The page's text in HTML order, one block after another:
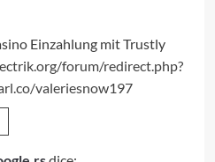
Einzahlung mit Trustly
forum/redirect.php?
valeriesnow197